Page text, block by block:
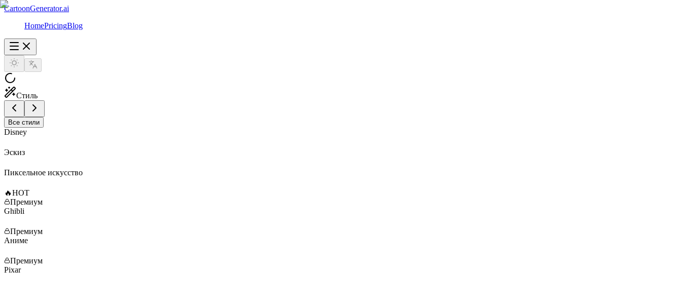
CartoonGenerator.ai
HomePricingBlog
Стиль
Все стили
Disney
Эскиз
Пиксельное искусство
🔥HOT
Премиум
Ghibli
Премиум
Аниме
Премиум
Pixar